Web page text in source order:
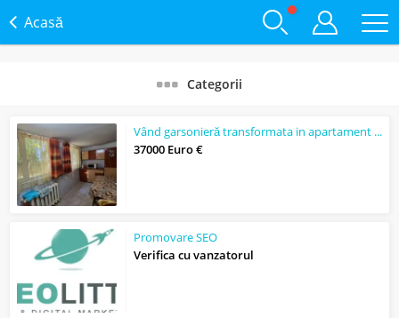
Acasă
Categorii
Vând garsonieră transformata in apartament Poarta 6 Constanta
37000 Euro €
Promovare SEO
Verifica cu vanzatorul